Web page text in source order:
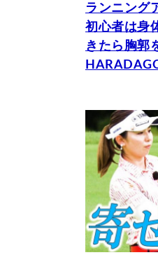
ランニング
初心者は身
きたら胸郭